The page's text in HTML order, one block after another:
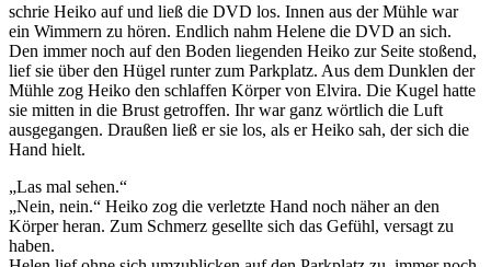
schrie Heiko auf und ließ die DVD los. Innen aus der Mühle war
ein Wimmern zu hören. Endlich nahm Helene die DVD an sich.
Den immer noch auf den Boden liegenden Heiko zur Seite stoßend,
lief sie über den Hügel runter zum Parkplatz. Aus dem Dunklen der
Mühle zog Heiko den schlaffen Körper von Elvira. Die Kugel hatte
sie mitten in die Brust getroffen. Ihr war ganz wörtlich die Luft
ausgegangen. Draußen ließ er sie los, als er Heiko sah, der sich die
Hand hielt.
„Las mal sehen.“
„Nein, nein.“ Heiko zog die verletzte Hand noch näher an den
Körper heran. Zum Schmerz gesellte sich das Gefühl, versagt zu
haben.